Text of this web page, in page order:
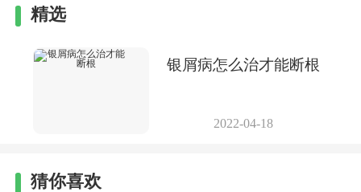
精选
银屑病怎么治才能断根
2022-04-18
猜你喜欢